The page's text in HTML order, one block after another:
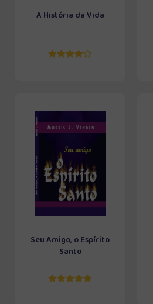
A História da Vida
Seu Amigo, o Espírito
Santo